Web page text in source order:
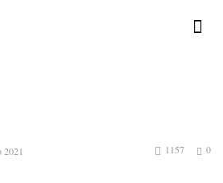
2021 0
1157